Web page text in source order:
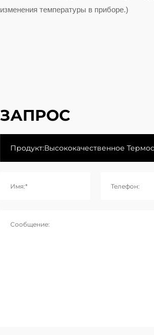
изменения температуры в приборе.)
ЗАПРОС
Имя:* Телефон:
Сообщение: